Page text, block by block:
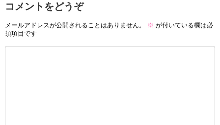
コメントをどうぞ
メールアドレスが公開されることはありません。 ※ が付いている欄は必
須項目です